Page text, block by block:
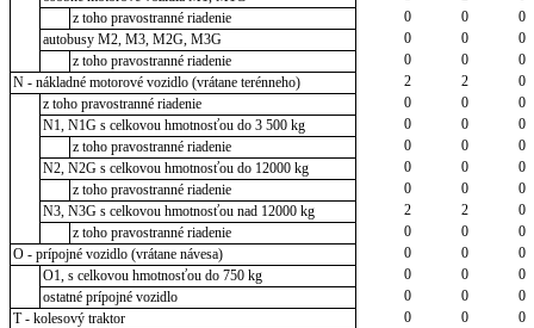
z toho pravostranné riadenie
0 0
0
autobusy M2, M3, M2G, M3G
0 0
0
z toho pravostranné riadenie
0 0
0
N - nákladné motorové vozidlo (vrátane terénneho)
2 2
0
z toho pravostranné riadenie
0 0
0
N1, N1G s celkovou hmotnosťou do 3 500 kg
0 0
0
z toho pravostranné riadenie
0 0
0
N2, N2G s celkovou hmotnosťou do 12000 kg
0 0
0
z toho pravostranné riadenie
0 0
0
N3, N3G s celkovou hmotnosťou nad 12000 kg
2 2
0
z toho pravostranné riadenie
0 0
0
O - prípojné vozidlo (vrátane návesa)
0 0
0
O1, s celkovou hmotnosťou do 750 kg
0 0
0
ostatné prípojné vozidlo
0 0
0
T - kolesový traktor
0 0
0